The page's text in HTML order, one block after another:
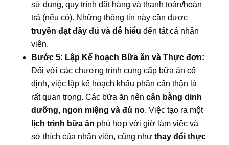
sử dụng, quy trình đặt hàng và thanh toán/hoàn
trả (nếu có). Những thông tin này cần được
truyền đạt đầy đủ và dễ hiểu đến tất cả nhân
viên.
Bước 5: Lập Kế hoạch Bữa ăn và Thực đơn:
Đối với các chương trình cung cấp bữa ăn cố
định, việc lập kế hoạch khẩu phần cẩn thận là
rất quan trọng. Các bữa ăn nên cân bằng dinh
dưỡng, ngon miệng và đủ no. Việc tạo ra một
lịch trình bữa ăn phù hợp với giờ làm việc và
sở thích của nhân viên, cũng như thay đổi thực